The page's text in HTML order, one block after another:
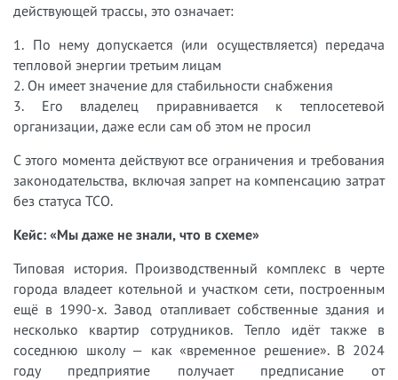
действующей трассы, это означает:
1. По нему допускается (или осуществляется) передача
тепловой энергии третьим лицам
2. Он имеет значение для стабильности снабжения
3. Его владелец приравнивается к теплосетевой
организации, даже если сам об этом не просил
С этого момента действуют все ограничения и требования
законодательства, включая запрет на компенсацию затрат
без статуса ТСО.
Кейс: «Мы даже не знали, что в схеме»
Типовая история. Производственный комплекс в черте
города владеет котельной и участком сети, построенным
ещё в 1990-х. Завод отапливает собственные здания и
несколько квартир сотрудников. Тепло идёт также в
соседнюю школу — как «временное решение». В 2024
году предприятие получает предписание от